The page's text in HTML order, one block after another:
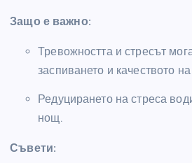
Защо е важно:
Тревожността и стресът
заспиването и качеството
Редуцирането на стреса
нощ.
Съвети: